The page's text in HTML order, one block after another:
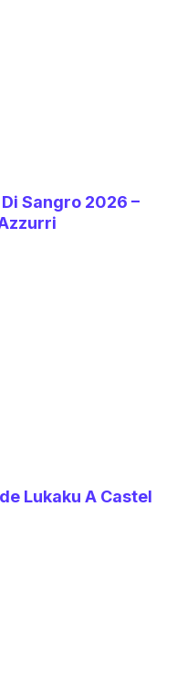
Sangro 2026 –
Lukaku A Castel